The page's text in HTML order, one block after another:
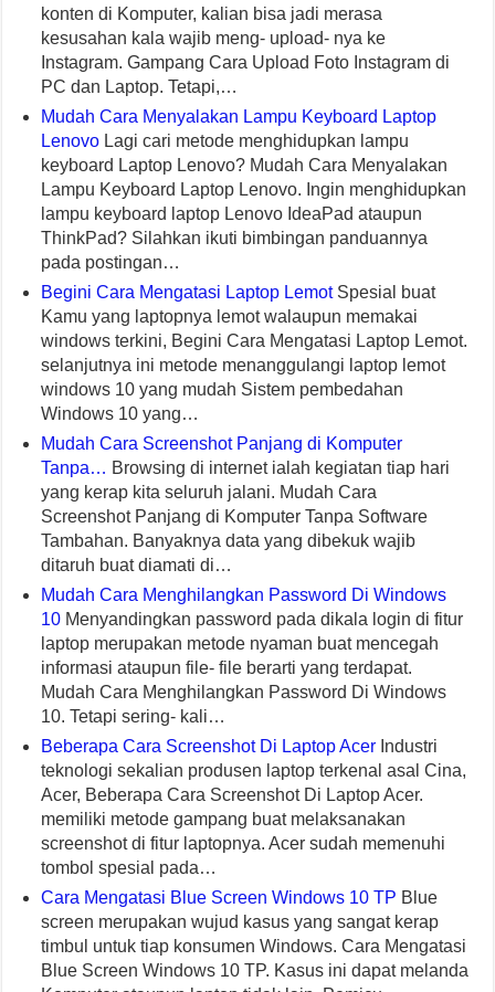
konten di Komputer, kalian bisa jadi merasa
kesusahan kala wajib meng- upload- nya ke
Instagram. Gampang Cara Upload Foto Instagram di
PC dan Laptop. Tetapi,…
Mudah Cara Menyalakan Lampu Keyboard Laptop
Lenovo Lagi cari metode menghidupkan lampu
keyboard Laptop Lenovo? Mudah Cara Menyalakan
Lampu Keyboard Laptop Lenovo. Ingin menghidupkan
lampu keyboard laptop Lenovo IdeaPad ataupun
ThinkPad? Silahkan ikuti bimbingan panduannya
pada postingan…
Begini Cara Mengatasi Laptop LemotSpesial buat
Kamu yang laptopnya lemot walaupun memakai
windows terkini, Begini Cara Mengatasi Laptop Lemot.
selanjutnya ini metode menanggulangi laptop lemot
windows 10 yang mudah Sistem pembedahan
Windows 10 yang…
Mudah Cara Screenshot Panjang di Komputer
Tanpa… Browsing di internet ialah kegiatan tiap hari
yang kerap kita seluruh jalani. Mudah Cara
Screenshot Panjang di Komputer Tanpa Software
Tambahan. Banyaknya data yang dibekuk wajib
ditaruh buat diamati di…
Mudah Cara Menghilangkan Password Di Windows
10 Menyandingkan password pada dikala login di fitur
laptop merupakan metode nyaman buat mencegah
informasi ataupun file- file berarti yang terdapat.
Mudah Cara Menghilangkan Password Di Windows
10. Tetapi sering- kali…
Beberapa Cara Screenshot Di Laptop Acer Industri
teknologi sekalian produsen laptop terkenal asal Cina,
Acer, Beberapa Cara Screenshot Di Laptop Acer.
memiliki metode gampang buat melaksanakan
screenshot di fitur laptopnya. Acer sudah memenuhi
tombol spesial pada…
Cara Mengatasi Blue Screen Windows 10 TP Blue
screen merupakan wujud kasus yang sangat kerap
timbul untuk tiap konsumen Windows. Cara Mengatasi
Blue Screen Windows 10 TP. Kasus ini dapat melanda